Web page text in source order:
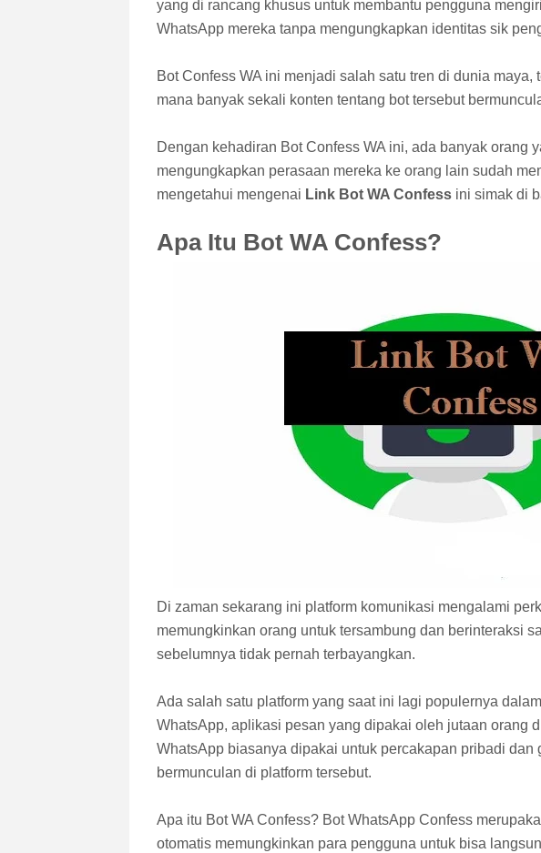
yang di rancang khusus untuk membantu pengguna
WhatsApp mereka tanpa mengungkapkan identitas sik
Bot Confess WA ini menjadi salah satu tren di dunia maya,
mana banyak sekali konten tentang bot tersebut
Dengan kehadiran Bot Confess WA ini, ada banyak orang
mengungkapkan perasaan mereka ke orang lain sudah
mengetahui mengenai Link Bot WA Confess ini simak di
Apa Itu Bot WA Confess?
Di zaman sekarang ini platform komunikasi mengalami
memungkinkan orang untuk tersambung dan berinteraksi
sebelumnya tidak pernah terbayangkan.
Ada salah satu platform yang saat ini lagi populernya
WhatsApp, aplikasi pesan yang dipakai oleh jutaan orang
WhatsApp biasanya dipakai untuk percakapan pribadi dan
bermunculan di platform tersebut.
Apa itu Bot WA Confess? Bot WhatsApp Confess
otomatis memungkinkan para pengguna untuk bisa